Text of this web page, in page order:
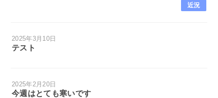
近況
2025年3月10日
テスト
2025年2月20日
今週はとても寒いです